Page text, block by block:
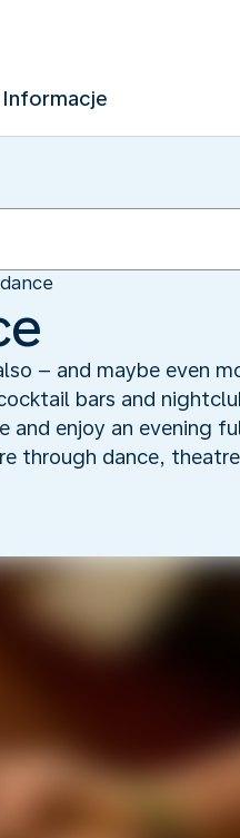
Informacje
– and maybe even
bars and
and enjoy an evening
through dance,